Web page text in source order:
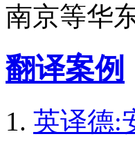
南京等华
翻译案例
英译德: